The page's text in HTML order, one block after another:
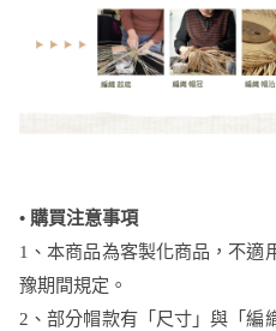
• 購買注意事項
1、本商品為客製化商品，不適
豫期間規定。
2、部分帽款有「尺寸」與「編